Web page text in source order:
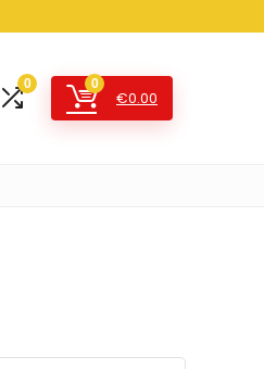
0 0
€0.00